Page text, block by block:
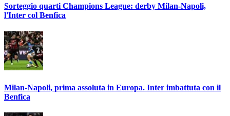
Sorteggio quarti Champions League: derby Milan-Napoli,
l'Inter col Benfica
Milan-Napoli, prima assoluta in Europa. Inter imbattuta con il
Benfica